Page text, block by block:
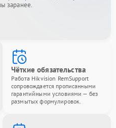
заранее.
Чёткие обязательства
Работа Hikvision RemSupport
сопровождается прописанными
гарантийными условиями — без
размытых формулировок.